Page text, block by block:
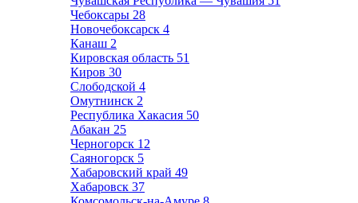
Чебоксары 28
Новочебоксарск 4
Канаш 2
Кировская область 51
Киров 30
Слободской 4
Омутнинск 2
Республика Хакасия 50
Абакан 25
Черногорск 12
Саяногорск 5
Хабаровский край 49
Хабаровск 37